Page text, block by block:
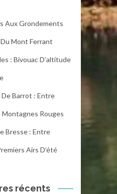
Aux Grondements
Du Mont Ferrant
: Bivouac D’altitude
De Barrot : Entre
Rouges
Bresse : Entre
Airs D’été
récents